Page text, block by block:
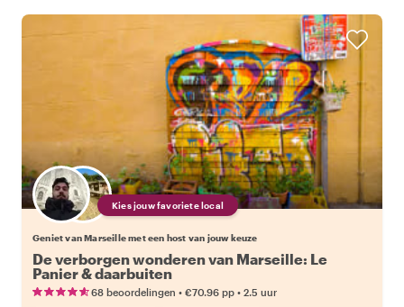
Kies jouw favoriete local
Geniet van Marseille met een host van jouw keuze
De verborgen wonderen van Marseille: Le
Panier & daarbuiten
68 beoordelingen • €70.96 pp • 2.5 uur